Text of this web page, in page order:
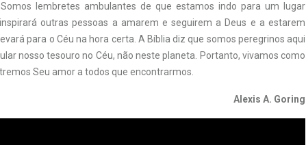
lembretes ambulantes de que estamos indo para um lugar
outras pessoas a amarem e seguirem a Deus e a estarem
para o Céu na hora certa. A Bíblia diz que somos peregrinos aqui
nosso tesouro no Céu, não neste planeta. Portanto, vivamos como
Seu amor a todos que encontrarmos.
Alexis A. Goring